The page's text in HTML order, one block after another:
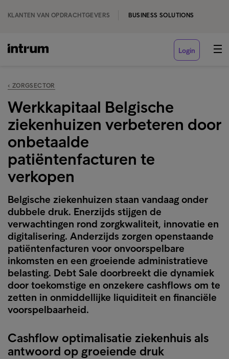
KLANTEN VAN OPDRACHTGEVERS BUSINESS SOLUTIONS
Login
‹ ZORGSECTOR
Werkkapitaal Belgische
ziekenhuizen verbeteren door
onbetaalde
patiëntenfacturen te
verkopen
Belgische ziekenhuizen staan vandaag onder
dubbele druk. Enerzijds stijgen de
verwachtingen rond zorgkwaliteit, innovatie en
digitalisering. Anderzijds zorgen openstaande
patiëntenfacturen voor onvoorspelbare
inkomsten en een groeiende administratieve
belasting. Debt Sale doorbreekt die dynamiek
door toekomstige en onzekere cashflows om te
zetten in onmiddellijke liquiditeit en financiële
voorspelbaarheid.
Cashflow optimalisatie ziekenhuis als
antwoord op groeiende druk